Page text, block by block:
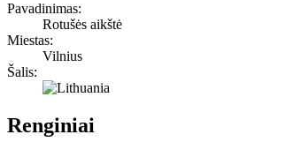
Pavadinimas:
Rotušės aikštė
Miestas:
Vilnius
Šalis:
Renginiai